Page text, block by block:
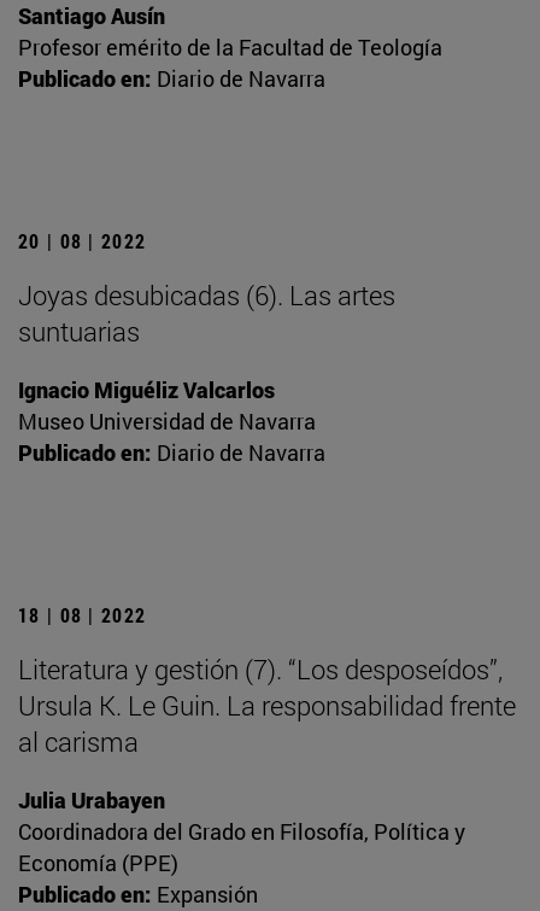
Santiago Ausín
Profesor emérito de la Facultad de Teología
Publicado en: Diario de Navarra
20 | 08 | 2022
Joyas desubicadas (6). Las artes
suntuarias
Ignacio Miguéliz Valcarlos
Museo Universidad de Navarra
Publicado en: Diario de Navarra
18 | 08 | 2022
Literatura y gestión (7). “Los desposeídos”,
Ursula K. Le Guin. La responsabilidad frente
al carisma
Julia Urabayen
Coordinadora del Grado en Filosofía, Política y
Economía (PPE)
Publicado en: Expansión